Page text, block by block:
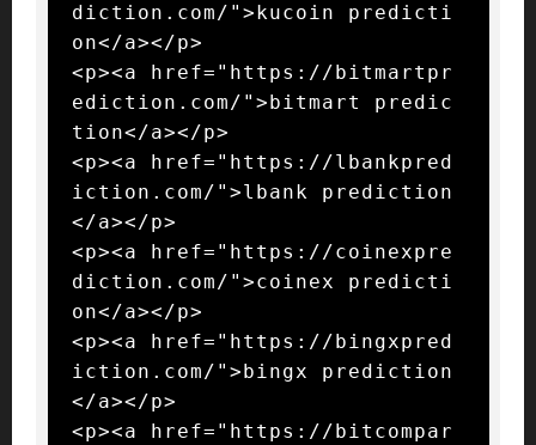
diction.com/">kucoin predicti
on</a></p>
<p><a href="https://bitmartpr
ediction.com/">bitmart predic
tion</a></p>
<p><a href="https://lbankpred
iction.com/">lbank prediction
</a></p>
<p><a href="https://coinexpre
diction.com/">coinex predicti
on</a></p>
<p><a href="https://bingxpred
iction.com/">bingx prediction
</a></p>
<p><a href="https://bitcompar